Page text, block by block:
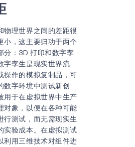
物理世界之间的差距很
小，这主要归功于两个
分：3D 打印和数字孪
字孪生是现实世界流
操作的模拟复制品，可
数字环境中测试新创
用于在虚拟世界中生产
对象，以便在各种可能
行测试，而无需现实生
实验成本。在虚拟测试
利用三维技术对组件进